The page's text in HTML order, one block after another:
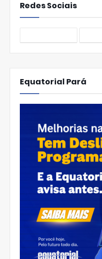
Redes Sociais
Equatorial Pará